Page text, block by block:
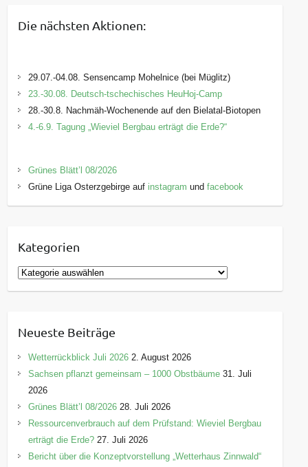
Die nächsten Aktionen:
29.07.-04.08. Sensencamp Mohelnice (bei Müglitz)
23.-30.08. Deutsch-tschechisches HeuHoj-Camp
28.-30.8. Nachmäh-Wochenende auf den Bielatal-Biotopen
4.-6.9. Tagung „Wieviel Bergbau erträgt die Erde?“
Grünes Blätt’l 08/2026
Grüne Liga Osterzgebirge auf instagram undfacebook
Kategorien
K
a
g
o
r
e
n
Neueste Beiträge
Wetterrückblick Juli 2026 2. August 2026
Sachsen pflanzt gemeinsam – 1000 Obstbäume 31. Juli
2026
Grünes Blätt’l 08/2026 28. Juli 2026
Ressourcenverbrauch auf dem Prüfstand: Wieviel Bergbau
erträgt die Erde? 27. Juli 2026
Bericht über die Konzeptvorstellung „Wetterhaus Zinnwald“